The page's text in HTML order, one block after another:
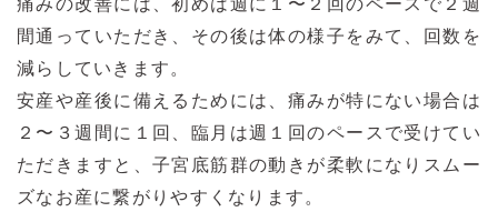
間通っていただき、その後は体の様子をみて、回数を
減らしていきます。
安産や産後に備えるためには、痛みが特にない場合は
２〜３週間に１回、臨月は週１回のペースで受けてい
ただきますと、子宮底筋群の動きが柔軟になりスムー
ズなお産に繋がりやすくなります。